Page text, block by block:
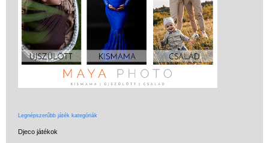
Legnépszerűbb játék kategóriák
Djeco játékok